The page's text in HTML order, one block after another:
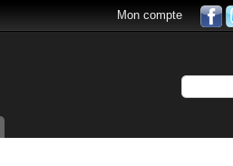
Mon compte